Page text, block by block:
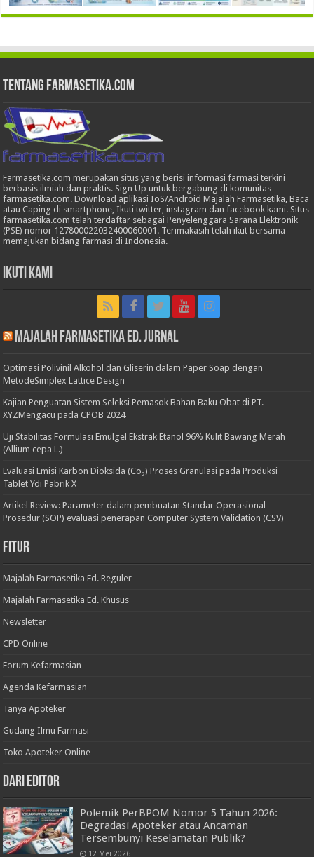
Tentang Farmasetika.com
Farmasetika.com merupakan situs yang berisi informasi farmasi terkini
berbasis ilmiah dan praktis. Sign Up untuk bergabung di komunitas
farmasetika.com. Download aplikasi IoS/Android Majalah Farmasetika, Baca
atau Caping di smartphone, Ikuti twitter, instagram dan facebook kami. Situs
farmasetika.com telah terdaftar sebagai Penyelenggara Sarana Elektronik
(PSE) nomor 127800022032400060001. Terimakasih telah ikut bersama
memajukan bidang farmasi di Indonesia.
Ikuti Kami
Majalah Farmasetika Ed. Jurnal
Optimasi Polivinil Alkohol dan Gliserin dalam Paper Soap dengan
MetodeSimplex Lattice Design
Kajian Penguatan Sistem Seleksi Pemasok Bahan Baku Obat di PT.
XYZMengacu pada CPOB 2024
Uji Stabilitas Formulasi Emulgel Ekstrak Etanol 96% Kulit Bawang Merah
(Allium cepa L.)
Evaluasi Emisi Karbon Dioksida (Co₂) Proses Granulasi pada Produksi
Tablet Ydi Pabrik X
Artikel Review: Parameter dalam pembuatan Standar Operasional
Prosedur (SOP) evaluasi penerapan Computer System Validation (CSV)
Fitur
Majalah Farmasetika Ed. Reguler
Majalah Farmasetika Ed. Khusus
Newsletter
CPD Online
Forum Kefarmasian
Agenda Kefarmasian
Tanya Apoteker
Gudang Ilmu Farmasi
Toko Apoteker Online
Dari Editor
Polemik PerBPOM Nomor 5 Tahun 2026:
Degradasi Apoteker atau Ancaman
Tersembunyi Keselamatan Publik?
12 Mei 2026